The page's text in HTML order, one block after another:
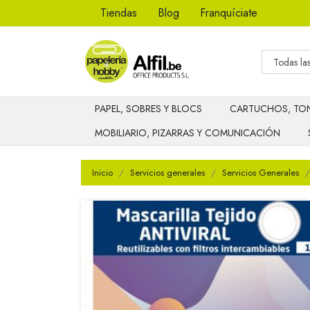
Tiendas Blog Franquíciate
PAPEL, SOBRES Y BLOCS
CARTUCHOS,
MOBILIARIO, PIZARRAS Y COMUNICACIÓN
Inicio Servicios generales Servicios Generales